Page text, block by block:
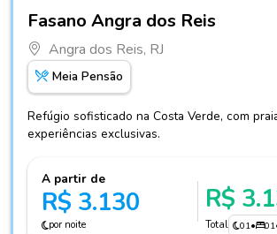
Fasano Angra dos Reis
Angra dos Reis, RJ
Meia Pensão
Refúgio sofisticado na Costa Verde, com
experiências exclusivas.
A partir de
R$ 3.130
por noite
R$
Total 01• 01